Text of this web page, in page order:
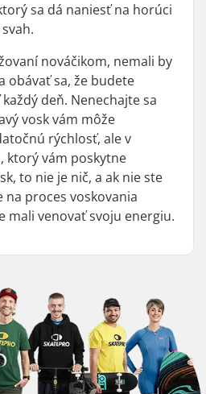
sa dá naniesť na horúci
nováčikom, nemali by
obávať sa, že budete
deň. Nenechajte sa
vosk vám môže
rýchlosť, ale v
ktorý vám poskytne
to nie je nič, a ak nie ste
na proces voskovania
mali venovať svoju energiu.